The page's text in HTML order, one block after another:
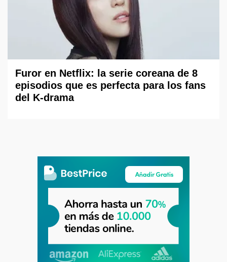
Furor en Netflix: la serie coreana de 8
episodios que es perfecta para los fans
del K-drama